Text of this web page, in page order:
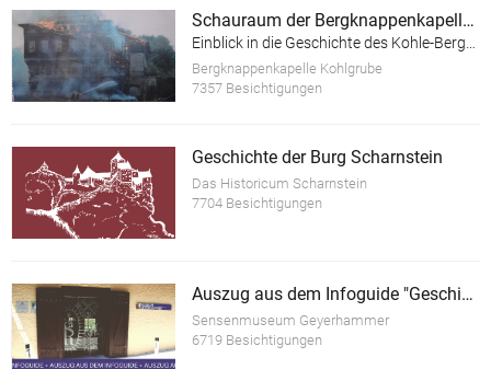
Schauraum der Bergknappenkapelle Kohlgrube
Bergknappenkapelle Kohlgrube
7357 Besichtigungen
Geschichte der Burg Scharnstein
Das Historicum Scharnstein
7704 Besichtigungen
Auszug aus dem Infoguide "Geschichte des Sensenschmiedemuseum Geyerhammer"
Sensenmuseum Geyerhammer
6719 Besichtigungen